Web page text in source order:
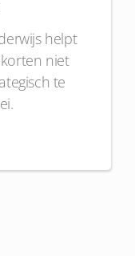
helpt
niet
te